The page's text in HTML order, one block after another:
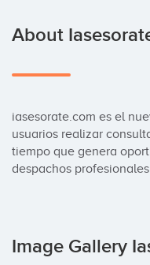
About
iasesorate.com es el
usuarios realizar
tiempo que genera
despachos profesionales
Image Gallery